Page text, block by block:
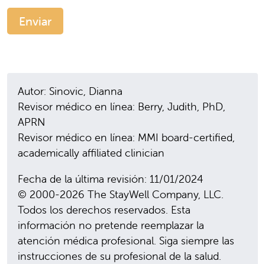
Autor: Sinovic, Dianna
Revisor médico en línea: Berry, Judith, PhD,
APRN
Revisor médico en línea: MMI board-certified,
academically affiliated clinician
Fecha de la última revisión: 11/01/2024
© 2000-2026 The StayWell Company, LLC.
Todos los derechos reservados. Esta
información no pretende reemplazar la
atención médica profesional. Siga siempre las
instrucciones de su profesional de la salud.